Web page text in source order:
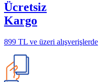
Ücretsiz
Kargo
899 TL ve üzeri alışverişlerde